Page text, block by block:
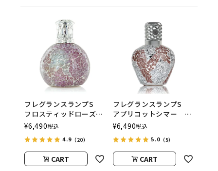
フレグランスランプS
フロスティッドローズ
ASHLEIGH&BURWOOD
（アシュレイアンドバー
ウッド）
¥6,490税込
4.9 （20）
CART
フレグランスランプS
アプリコットシマー
ASHLEIGH&BURWOOD
（アシュレイアンドバー
ウッド）
¥6,490税込
5.0（5）
CART